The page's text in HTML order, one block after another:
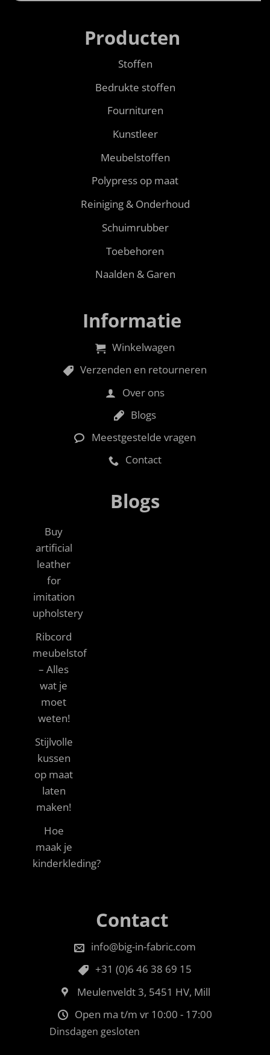
Producten
Stoffen
Bedrukte stoffen
Fournituren
Kunstleer
Meubelstoffen
Polypress op maat
Reiniging & Onderhoud
Schuimrubber
Toebehoren
Naalden & Garen
Informatie
Winkelwagen
Verzenden en retourneren
Over ons
Blogs
Meestgestelde vragen
Contact
Blogs
Buy
artificial
leather
for
imitation
upholstery
Ribcord
meubelstof
– Alles
wat je
moet
weten!
Stijlvolle
kussen
op maat
laten
maken!
Hoe
maak je
kinderkleding?
Contact
info@big-in-fabric.com
+31 (0)6 46 38 69 15
Meulenveldt 3, 5451 HV, Mill
Open ma t/m vr 10:00 - 17:00
Dinsdagen gesloten